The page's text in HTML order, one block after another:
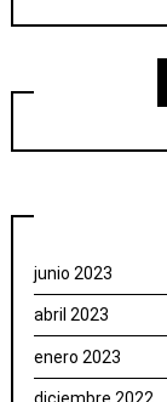
junio 2023
abril 2023
enero 2023